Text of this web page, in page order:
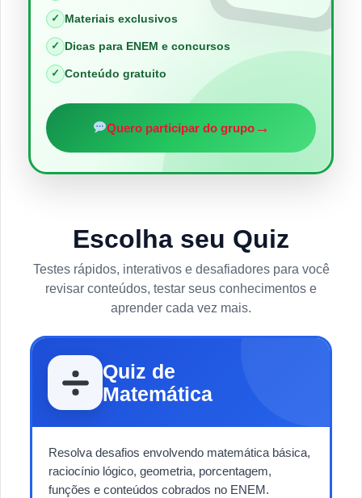
✓ Materiais exclusivos
✓ Dicas para ENEM e concursos
✓ Conteúdo gratuito
Quero participar do grupo→
Escolha seu Quiz
Testes rápidos, interativos e desafiadores para você
revisar conteúdos, testar seus conhecimentos e
aprender cada vez mais.
Quiz de
Matemática
Resolva desafios envolvendo matemática básica,
raciocínio lógico, geometria, porcentagem,
funções e conteúdos cobrados no ENEM.